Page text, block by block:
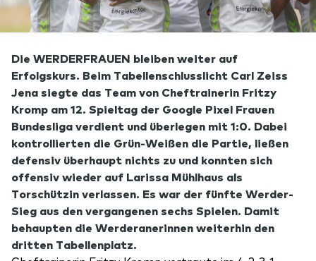
Die WERDERFRAUEN bleiben weiter auf
Erfolgskurs. Beim Tabellenschlusslicht Carl Zeiss
Jena siegte das Team von Cheftrainerin Fritzy
Kromp am 12. Spieltag der Google Pixel Frauen
Bundesliga verdient und überlegen mit 1:0. Dabei
kontrollierten die Grün-Weißen die Partie, ließen
defensiv überhaupt nichts zu und konnten sich
offensiv wieder auf Larissa Mühlhaus als
Torschützin verlassen. Es war der fünfte Werder-
Sieg aus den vergangenen sechs Spielen. Damit
behaupten die Werderanerinnen weiterhin den
dritten Tabellenplatz.